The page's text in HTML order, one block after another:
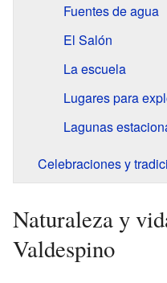
Fuentes de agua
El Salón
La escuela
Lugares para
Lagunas
Celebraciones y
Naturaleza y
Valdespino